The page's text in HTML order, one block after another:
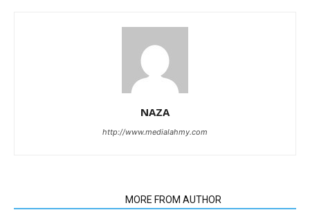
NAZA
http://www.medialahmy.com
MORE FROM AUTHOR